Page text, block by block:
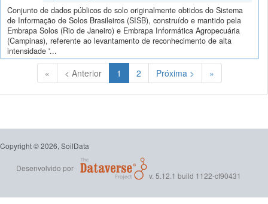
Conjunto de dados públicos do solo originalmente obtidos do Sistema
de Informação de Solos Brasileiros (SISB), construído e mantido pela
Embrapa Solos (Rio de Janeiro) e Embrapa Informática Agropecuária
(Campinas), referente ao levantamento de reconhecimento de alta
intensidade '...
« < Anterior 1 (Atual)
2 Próxima > »
Copyright © 2026, SoilData
Desenvolvido por
v. 5.12.1 build 1122-cf90431